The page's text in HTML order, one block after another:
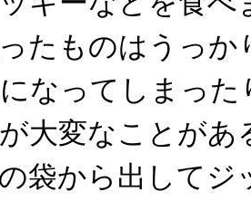
たものはうっか
なってしまっ
大変なことが
袋から出してジ